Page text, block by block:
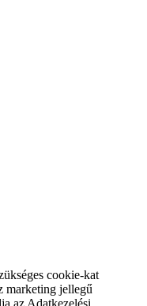
cookie-kat
marketing jellegű
az Adatkezelési